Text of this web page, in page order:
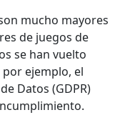
mucho may­ores
de jue­gos de
se han vuel­to
por ejem­p­lo, el
Datos (GDPR)